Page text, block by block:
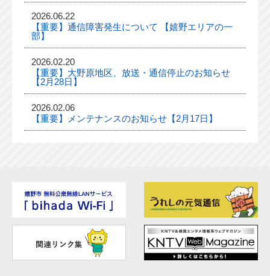
2026.06.22
【重要】通信障害発生について 【嬉野エリアの一
部】
2026.02.20
【重要】大野原地区、放送・通信停止のお知らせ
【2月28日】
2026.02.06
【重要】メンテナンスのお知らせ【2月17日】